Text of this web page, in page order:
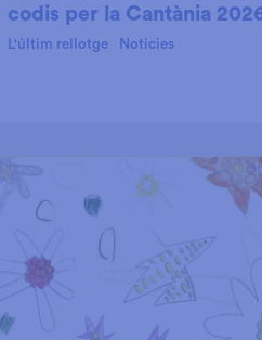
codis per la Cantània
L'últim rellotge Noticies